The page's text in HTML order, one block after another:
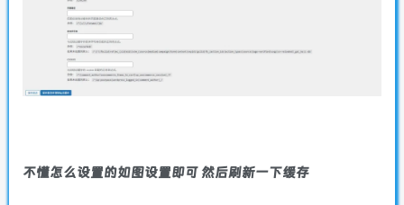
不懂怎么设置的如图设置即可 然后刷新一下缓存